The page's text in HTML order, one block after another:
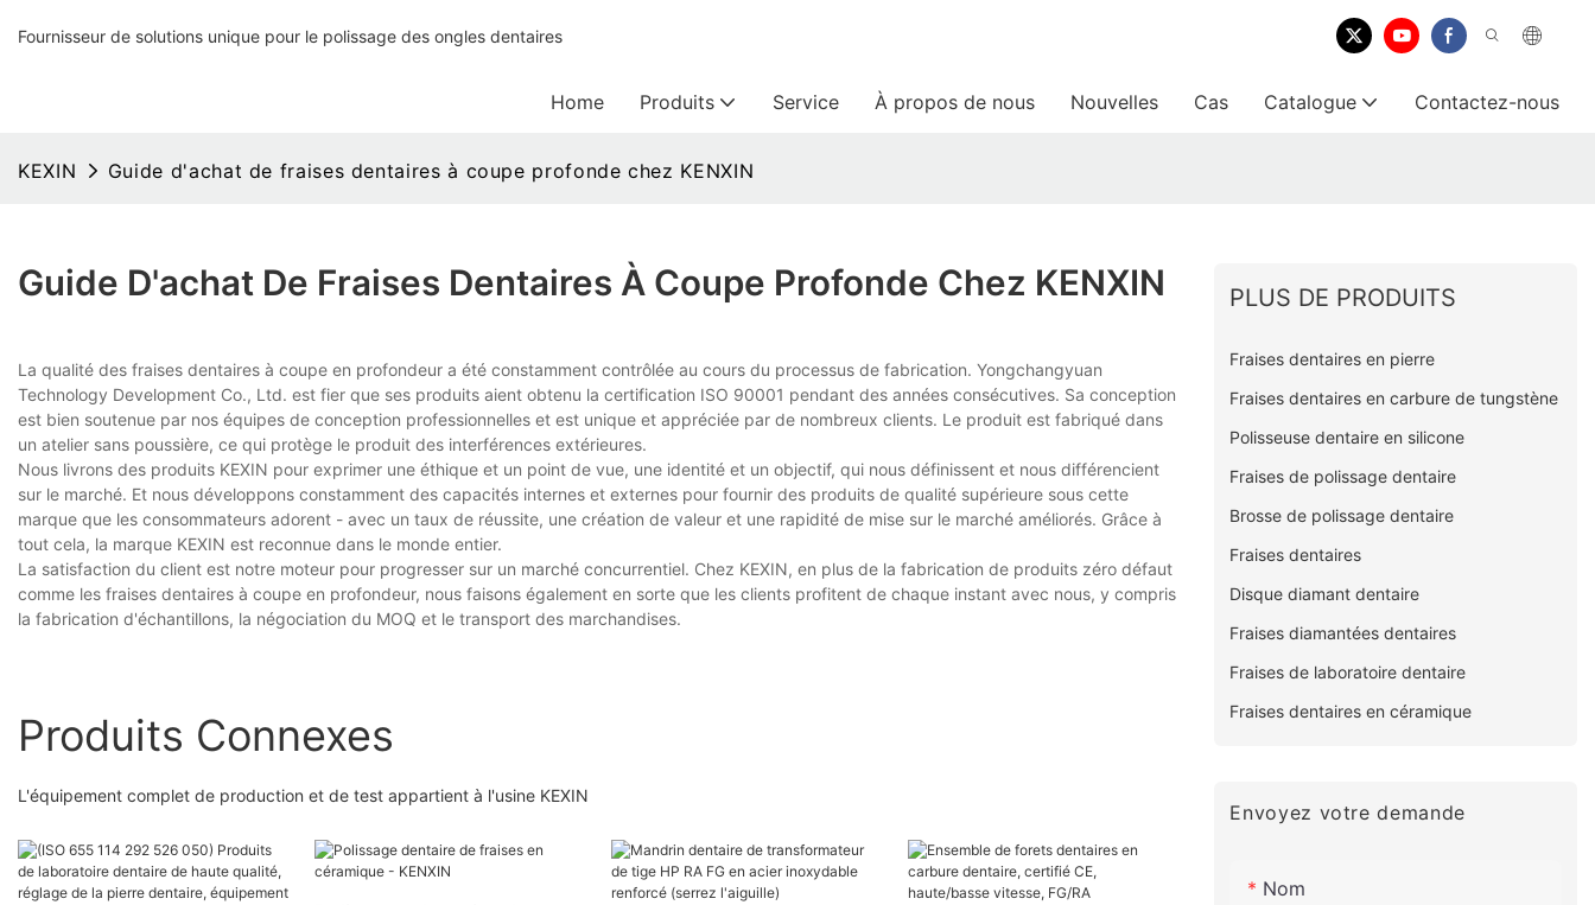
Fournisseur de solutions unique pour le polissage des ongles dentaires
Home Produits Service À propos de nous Nouvelles Cas Catalogue Contactez-nous
KEXIN Guide d'achat de fraises dentaires à coupe profonde chez KENXIN
Guide D'achat De Fraises Dentaires À Coupe Profonde Chez KENXIN
La qualité des fraises dentaires à coupe en profondeur a été constamment contrôlée au cours du processus de fabrication. Yongchangyuan
Technology Development Co., Ltd. est fier que ses produits aient obtenu la certification ISO 90001 pendant des années consécutives. Sa conception
est bien soutenue par nos équipes de conception professionnelles et est unique et appréciée par de nombreux clients. Le produit est fabriqué dans
un atelier sans poussière, ce qui protège le produit des interférences extérieures.
Nous livrons des produits KEXIN pour exprimer une éthique et un point de vue, une identité et un objectif, qui nous définissent et nous différencient
sur le marché. Et nous développons constamment des capacités internes et externes pour fournir des produits de qualité supérieure sous cette
marque que les consommateurs adorent - avec un taux de réussite, une création de valeur et une rapidité de mise sur le marché améliorés. Grâce à
tout cela, la marque KEXIN est reconnue dans le monde entier.
La satisfaction du client est notre moteur pour progresser sur un marché concurrentiel. Chez KEXIN, en plus de la fabrication de produits zéro défaut
comme les fraises dentaires à coupe en profondeur, nous faisons également en sorte que les clients profitent de chaque instant avec nous, y compris
la fabrication d'échantillons, la négociation du MOQ et le transport des marchandises.
Produits Connexes
L'équipement complet de production et de test appartient à l'usine KEXIN
PLUS DE PRODUITS
Fraises dentaires en pierre
Fraises dentaires en carbure de tungstène
Polisseuse dentaire en silicone
Fraises de polissage dentaire
Brosse de polissage dentaire
Fraises dentaires
Disque diamant dentaire
Fraises diamantées dentaires
Fraises de laboratoire dentaire
Fraises dentaires en céramique
Envoyez votre demande
Nom